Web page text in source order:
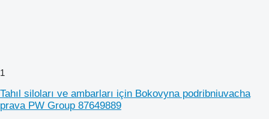
1
Tahıl siloları ve ambarları için Bokovyna podribniuvacha
prava PW Group 87649889